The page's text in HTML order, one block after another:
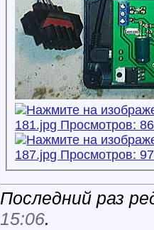
Последний раз
15:06.